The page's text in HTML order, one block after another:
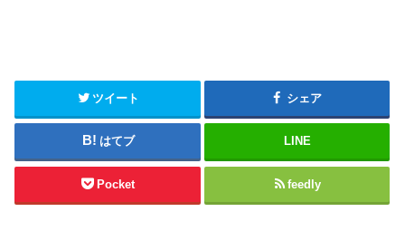
ツイート シェア
はてブ LINE
Pocket feedly